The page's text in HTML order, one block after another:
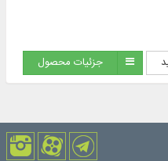
جزئیات محصول